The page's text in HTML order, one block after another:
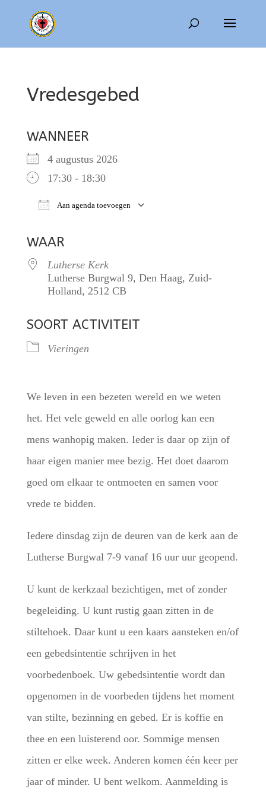
Vredesgebed
WANNEER
4 augustus 2026
17:30 - 18:30
Aan agenda toevoegen
WAAR
Lutherse Kerk
Lutherse Burgwal 9, Den Haag, Zuid-
Holland, 2512 CB
SOORT ACTIVITEIT
Vieringen
We leven in een bezeten wereld en we weten
het. Het vele geweld en alle oorlog kan een
mens wanhopig maken. Ieder is daar op zijn of
haar eigen manier mee bezig. Het doet daarom
goed om elkaar te ontmoeten en samen voor
vrede te bidden.
Iedere dinsdag zijn de deuren van de kerk aan de
Lutherse Burgwal 7-9 vanaf 16 uur uur geopend.
U kunt de kerkzaal bezichtigen, met of zonder
begeleiding. U kunt rustig gaan zitten in de
stiltehoek. Daar kunt u een kaars aansteken en/of
een gebedsintentie schrijven in het
voorbedenboek. Uw gebedsintentie wordt dan
opgenomen in de voorbeden tijdens het moment
van stilte, bezinning en gebed. Er is koffie en
thee en een luisterend oor. Sommige mensen
zitten er elke week. Anderen komen één keer per
jaar of minder. U bent welkom. Aanmelding is